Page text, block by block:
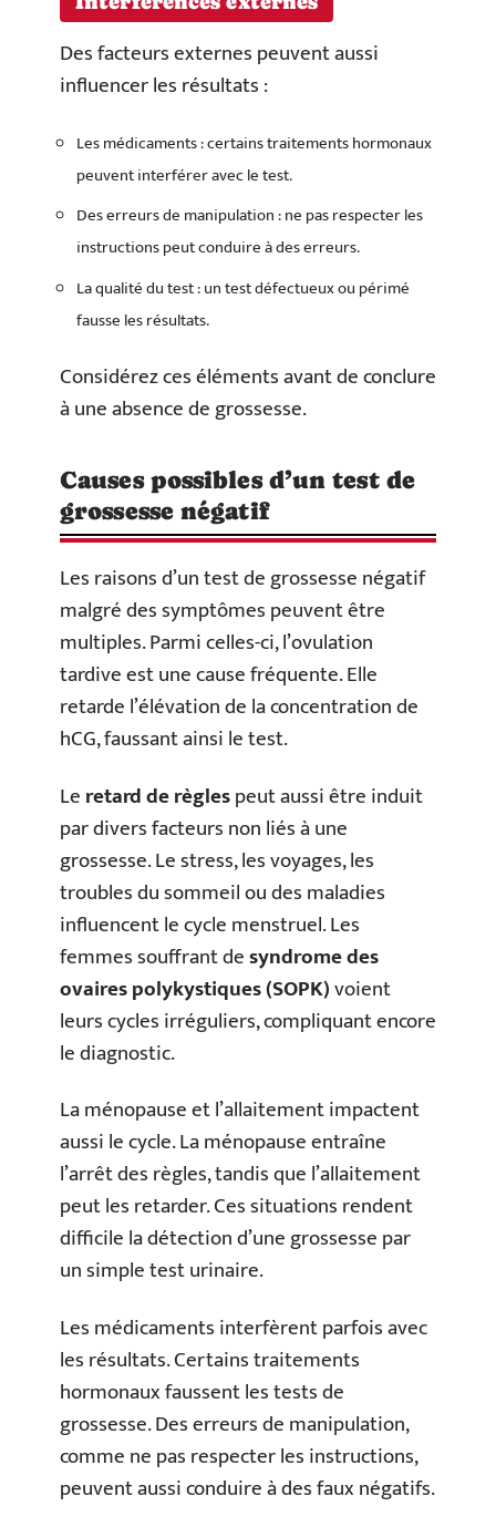
Des facteurs externes peuvent aussi
influencer les résultats :
Les médicaments : certains traitements hormonaux
peuvent interférer avec le test.
Des erreurs de manipulation : ne pas respecter les
instructions peut conduire à des erreurs.
La qualité du test : un test défectueux ou périmé
fausse les résultats.
Considérez ces éléments avant de conclure
à une absence de grossesse.
Causes possibles d’un test de
grossesse négatif
Les raisons d’un test de grossesse négatif
malgré des symptômes peuvent être
multiples. Parmi celles-ci, l’ovulation
tardive est une cause fréquente. Elle
retarde l’élévation de la concentration de
hCG, faussant ainsi le test.
Leretard de règlespeut aussi être induit
par divers facteurs non liés à une
grossesse. Le stress, les voyages, les
troubles du sommeil ou des maladies
influencent le cycle menstruel. Les
femmes souffrant desyndrome des
ovaires polykystiques (SOPK)voient
leurs cycles irréguliers, compliquant encore
le diagnostic.
La ménopause et l’allaitement impactent
aussi le cycle. La ménopause entraîne
l’arrêt des règles, tandis que l’allaitement
peut les retarder. Ces situations rendent
difficile la détection d’une grossesse par
un simple test urinaire.
Les médicaments interfèrent parfois avec
les résultats. Certains traitements
hormonaux faussent les tests de
grossesse. Des erreurs de manipulation,
comme ne pas respecter les instructions,
peuvent aussi conduire à des faux négatifs.